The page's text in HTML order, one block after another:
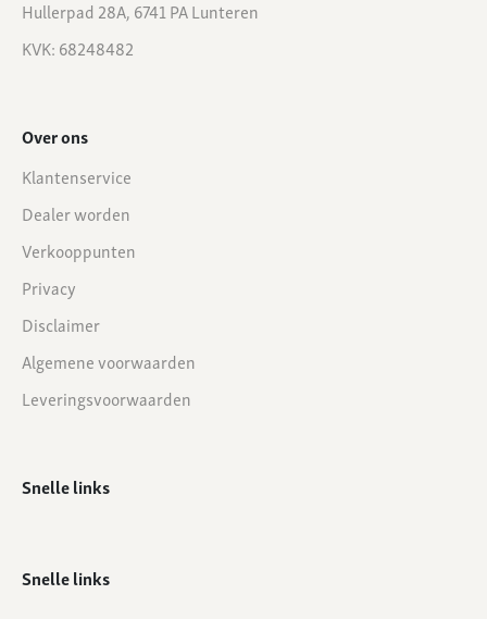
Hullerpad 28A, 6741 PA Lunteren
KVK: 68248482
Over ons
Klantenservice
Dealer worden
Verkooppunten
Privacy
Disclaimer
Algemene voorwaarden
Leveringsvoorwaarden
Snelle links
Snelle links